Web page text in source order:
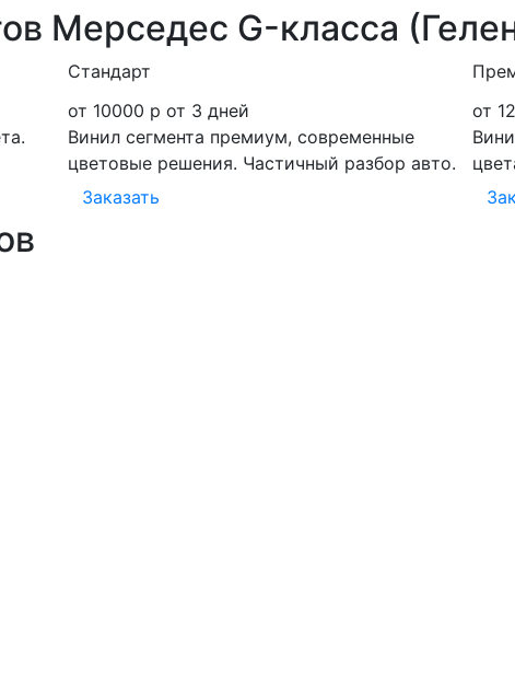
Мерседес G-класса
Стандарт
от 10000 р от 3 дней
Винил сегмента премиум, современные
цветовые решения. Частичный разбор авто.
Заказать
от